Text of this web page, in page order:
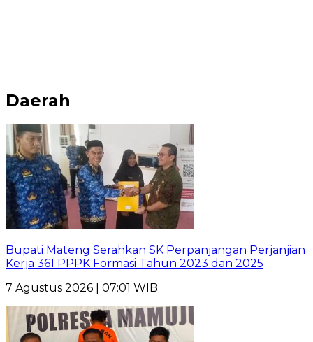
Daerah
Bupati Mateng Serahkan SK Perpanjangan Perjanjian
Kerja 361 PPPK Formasi Tahun 2023 dan 2025
7 Agustus 2026 | 07:01 WIB